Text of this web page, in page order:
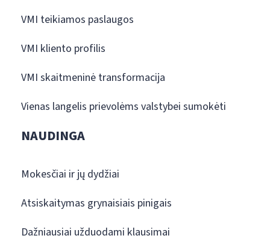
VMI teikiamos paslaugos
VMI kliento profilis
VMI skaitmeninė transformacija
Vienas langelis prievolėms valstybei sumokėti
NAUDINGA
Mokesčiai ir jų dydžiai
Atsiskaitymas grynaisiais pinigais
Dažniausiai užduodami klausimai